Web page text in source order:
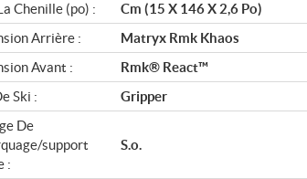
Chenille (po) :
Cm (15 X 146 X 2,6 Po)
Arrière :
Matryx Rmk Khaos
Avant :
Rmk® React™
Ski :
Gripper
De
support
:
S.o.